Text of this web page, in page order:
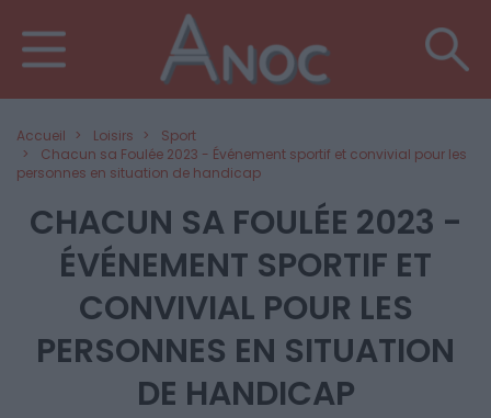
Accueil Loisirs
Sport
Chacun sa Foulée 2023 - Événement sportif et convivial pour les
personnes en situation de handicap
CHACUN SA FOULÉE 2023 -
ÉVÉNEMENT SPORTIF ET
CONVIVIAL POUR LES
PERSONNES EN SITUATION
DE HANDICAP